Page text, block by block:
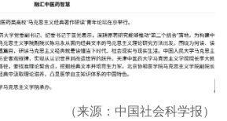
（来源：中国社会科学报）